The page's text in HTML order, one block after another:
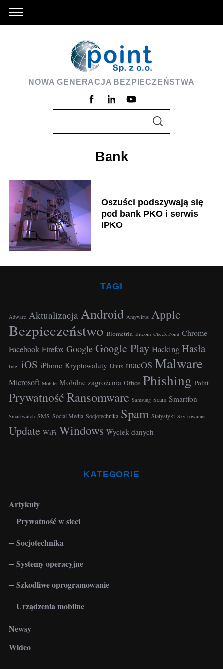
NOWA GENERACJA BEZPIECZEŃSTWA
r
h
f
o
r
:
S
H
Bank
Oszuści podszywają się
pod bank PKO i serwis
iPKO
TAGI
Adware Aktualizacja Android Antywirus Apple
Bezpieczeństwo Biometria Bitcoin Check Point Chrome
Facebook Firefox Google Google Play Hacking Hasła
Intel iOS iPhone Kryptowaluty Linux macOS Malware
Microsoft Mobile Mobilne zagrożenia Office Phishing Point
PrywatnośćRansomware Samsung Scam Smartfon
Smartwatch SMS Social Media Socjotechnika Spam Statystyki Szyfrowanie
Update WiFi Windows Wyciek danych
KATEGORIE
Artykuły
Prywatność w sieci
Socjotechnika
Systemy operacyjne
Szkodliwe oprogramowanie
Urządzenia mobilne
Newsy
Wideo
S
e
a
r
c
o